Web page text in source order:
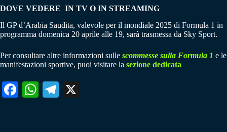
DOVE VEDERE IN TV O IN STREAMING
Il GP d’Arabia Saudita, valevole per il mondiale 2025 di Formula 1 in
programma domenica 20 aprile alle 19, sarà trasmessa da Sky Sport.
Per consultare altre informazioni sulle scommesse sulla Formula 1 e le
manifestazioni sportive, puoi visitare la sezione dedicata
Fa W
Te